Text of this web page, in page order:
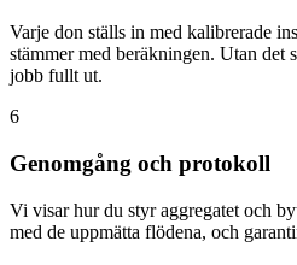
Varje don ställs in med kalibrerade
stämmer med beräkningen. Utan det
jobb fullt ut.
6
Genomgång och protokoll
Vi visar hur du styr aggregatet och
med de uppmätta flödena, och